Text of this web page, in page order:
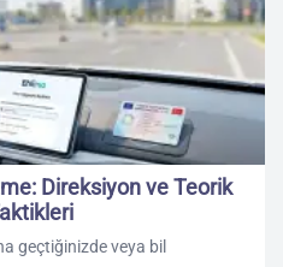
Direksiyon ve Teorik
geçtiğinizde veya bil